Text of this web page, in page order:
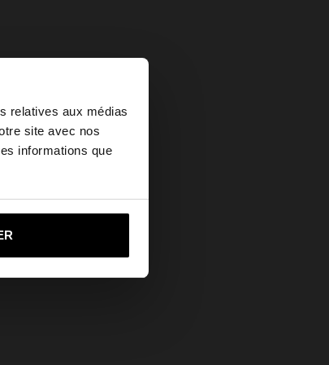
relatives aux médias
site avec nos
informations que
×
States